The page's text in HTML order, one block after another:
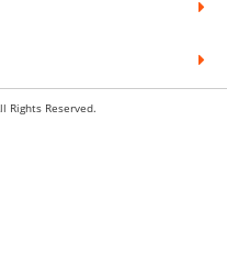
Rights Reserved.